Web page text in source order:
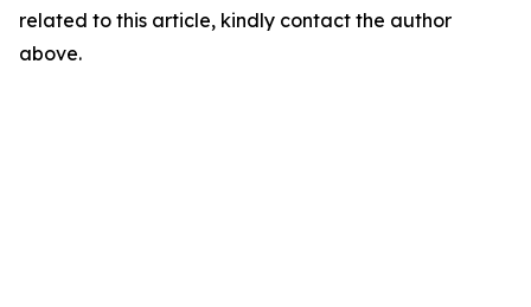
related to this article, kindly contact the author
above.